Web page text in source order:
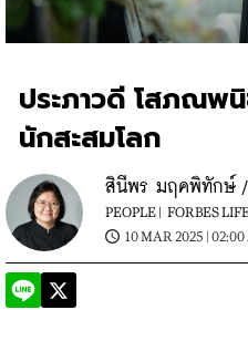
ประภาวดี โสภณพนิ
นักสะสมโลก
สินีพร มฤคพิทักษ์ /
PEOPLE | FORBES
10 MAR 2025 |